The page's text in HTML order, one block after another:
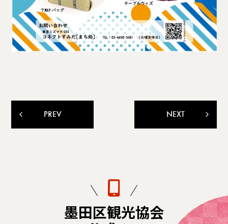
PREV NEXT
墨田区観光協会